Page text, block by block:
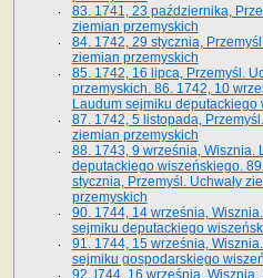
83. 1741, 23 października,
ziemian przemyskich
84. 1742, 29 stycznia,
ziemian przemyskich
85. 1742, 16 lipca, Przemyśl.
przemyskich. 86. 1742, 10
Laudum sejmiku deputackiego
87. 1742, 5 listopada,
ziemian przemyskich
88. 1743, 9 września, Wisznia.
deputackiego wiszeńskiego.
stycznia, Przemyśl. Uchwały
przemyskich
90. 1744, 14 września,
sejmiku deputackiego
91. 1744, 15 września,
sejmiku gospodarskiego
92. l744, 16 września,